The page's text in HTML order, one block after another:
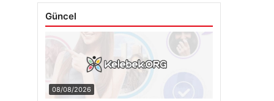
Güncel
08/08/2026